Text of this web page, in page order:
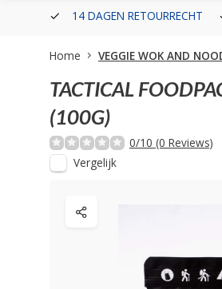
14 DAGEN RETOURRECHT
Home VEGGIE WOK AND
TACTICAL
(100G)
0/10 (0 Reviews)
Vergelijk